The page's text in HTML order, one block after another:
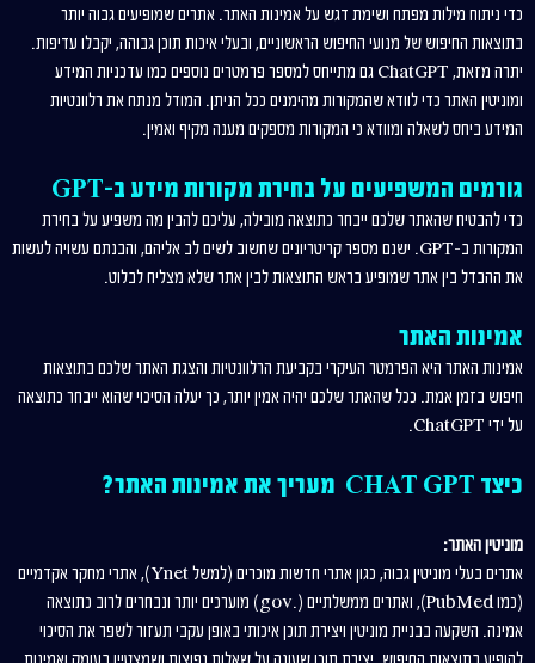
כדי ניתוח מילות מפתח ושימת דגש על אמינות האתר. אתרים שמופיעים גבוה יותר
בתוצאות החיפוש של מנועי החיפוש הראשוניים, ובעלי איכות תוכן גבוהה, יקבלו עדיפות.
יתרה מזאת, ChatGPT גם מתייחס למספר פרמטרים נוספים כמו עדכניות המידע
ומוניטין האתר כדי לוודא שהמקורות מהימנים ככל הניתן. המודל מנתח את רלוונטיות
המידע ביחס לשאלה ומוודא כי המקורות מספקים מענה מקיף ואמין.
גורמים המשפיעים על בחירת מקורות מידע ב-GPT
כדי להבטיח שהאתר שלכם ייבחר כתוצאה מובילה, עליכם להבין מה משפיע על בחירת
המקורות ב-GPT. ישנם מספר קריטריונים שחשוב לשים לב אליהם, והבנתם עשויה לעשות
את ההבדל בין אתר שמופיע בראש התוצאות לבין אתר שלא מצליח לבלוט.
אמינות האתר
אמינות האתר היא הפרמטר העיקרי בקביעת הרלוונטיות והצגת האתר שלכם בתוצאות
חיפוש בזמן אמת. ככל שהאתר שלכם יהיה אמין יותר, כך יעלה הסיכוי שהוא ייבחר כתוצאה
על ידי ChatGPT.
כיצד CHAT GPT מעריך את אמינות האתר?
מוניטין האתר:
אתרים בעלי מוניטין גבוה, כגון אתרי חדשות מוכרים (למשל Ynet), אתרי מחקר אקדמיים
(כמו PubMed), ואתרים ממשלתיים (.gov) מוערכים יותר ונבחרים לרוב כתוצאה
אמינה. השקעה בבניית מוניטין ויצירת תוכן איכותי באופן עקבי תעזור לשפר את הסיכוי